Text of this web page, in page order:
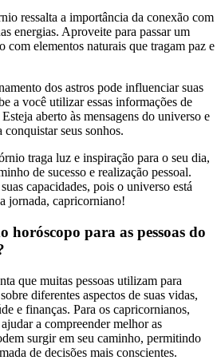
ressalta a importância da conexão com
energias. Aproveite para passar um
com elementos naturais que tragam paz e
dos astros pode influenciar suas
a você utilizar essas informações de
aberto às mensagens do universo e
seus sonhos.
traga luz e inspiração para o seu dia,
de sucesso e realização pessoal.
capacidades, pois o universo está
jornada, capricorniano!
horóscopo para as pessoas do
que muitas pessoas utilizam para
diferentes aspectos de suas vidas,
e finanças. Para os capricornianos,
a compreender melhor as
surgir em seu caminho, permitindo
de decisões mais conscientes.